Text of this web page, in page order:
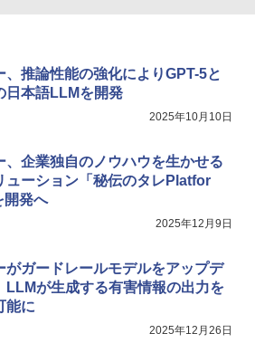
、推論性能の強化によりGPT-5と
日本語LLMを開発
2025年10月10日
、企業独自のノウハウを生かせる
ューション「秘伝のタレPlatfor
開発へ
2025年12月9日
がガードレールモデルをアップデ
LLMが生成する有害情報の出力を
能に
2025年12月26日